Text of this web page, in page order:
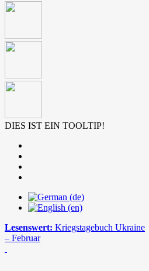
DIES IST EIN TOOLTIP!
Lesenswert: Kriegstagebuch Ukraine
– Februar